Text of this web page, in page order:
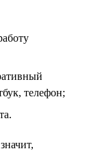
телефон;